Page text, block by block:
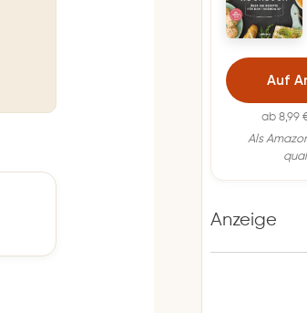
Auf
ab 8,99
Als
Anzeige